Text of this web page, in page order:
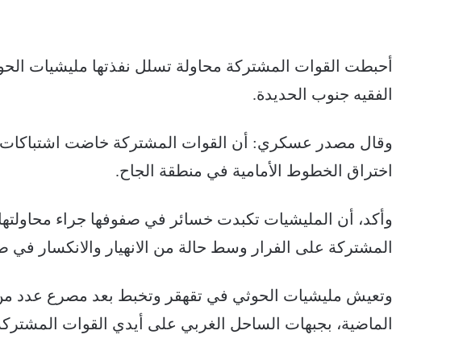
أحبطت القوات المشتركة محاولة تسلل نفذتها مليشيات
الفقيه جنوب الحديدة.
وقال مصدر عسكري: أن القوات المشتركة خاضت اشتباكات
اختراق الخطوط الأمامية في منطقة الجاح.
وأكد، أن المليشيات تكبدت خسائر في صفوفها جراء محاولتها
المشتركة على الفرار وسط حالة من الانهيار والانكسار
وتعيش مليشيات الحوثي في تقهقر وتخبط بعد مصرع عدد من
الماضية، بجبهات الساحل الغربي على أيدي القوات